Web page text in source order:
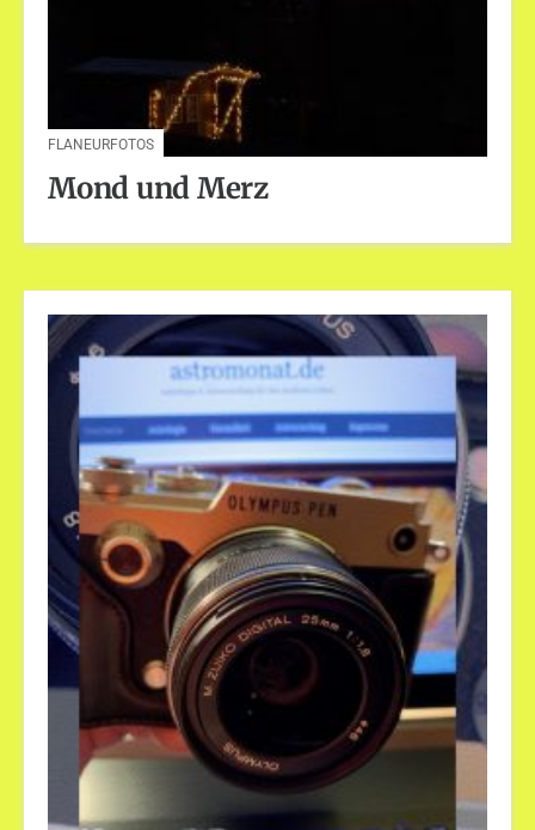
FLANEURFOTOS
Mond und Merz